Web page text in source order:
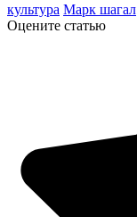
культура Марк шагал
Оцените статью